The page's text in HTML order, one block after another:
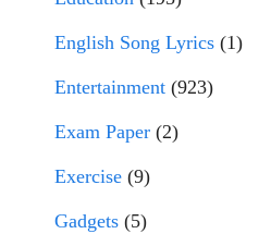
English Song Lyrics (1)
Entertainment (923)
Exam Paper (2)
Exercise (9)
Gadgets (5)